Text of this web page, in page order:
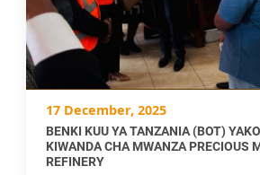
17 December, 2025
BENKI KUU YA TANZANIA (BOT)
KIWANDA CHA MWANZA PRECIOUS
REFINERY